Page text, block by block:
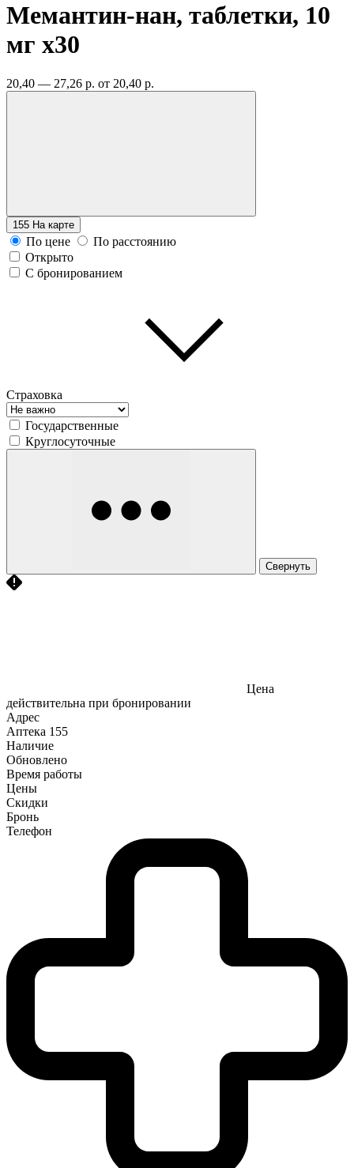
Мемантин-нан, таблетки, 10
мг x30
20,40 — 27,26 р. от 20,40 р.
155 На карте
По цене
По расстоянию
Открыто
С бронированием
Страховка
Государственные
Круглосуточные
Свернуть
Цена
действительна при бронировании
Адрес
Аптека 155
Наличие
Обновлено
Время работы
Цены
Скидки
Бронь
Телефон